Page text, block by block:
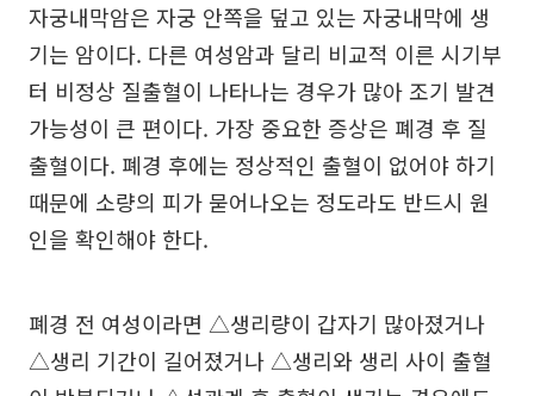
자궁내막암은 자궁 안쪽을 덮고 있는 자궁내막에 생
기는 암이다. 다른 여성암과 달리 비교적 이른 시기부
터 비정상 질출혈이 나타나는 경우가 많아 조기 발견
가능성이 큰 편이다. 가장 중요한 증상은 폐경 후 질
출혈이다. 폐경 후에는 정상적인 출혈이 없어야 하기
때문에 소량의 피가 묻어나오는 정도라도 반드시 원
인을 확인해야 한다.
폐경 전 여성이라면 △생리량이 갑자기 많아졌거나
△생리 기간이 길어졌거나 △생리와 생리 사이 출혈